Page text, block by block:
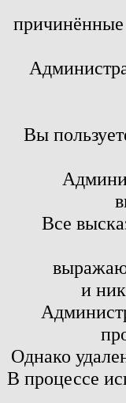
причинённые
Вы
Все
и
Однако
В процессе